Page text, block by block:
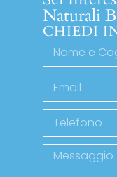
Naturali
CHIEDI